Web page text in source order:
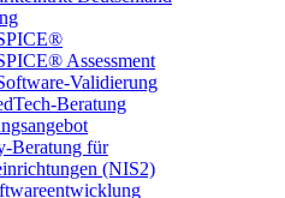
Assessment
Validierung
Beratung
Beratung für
(NIS2)